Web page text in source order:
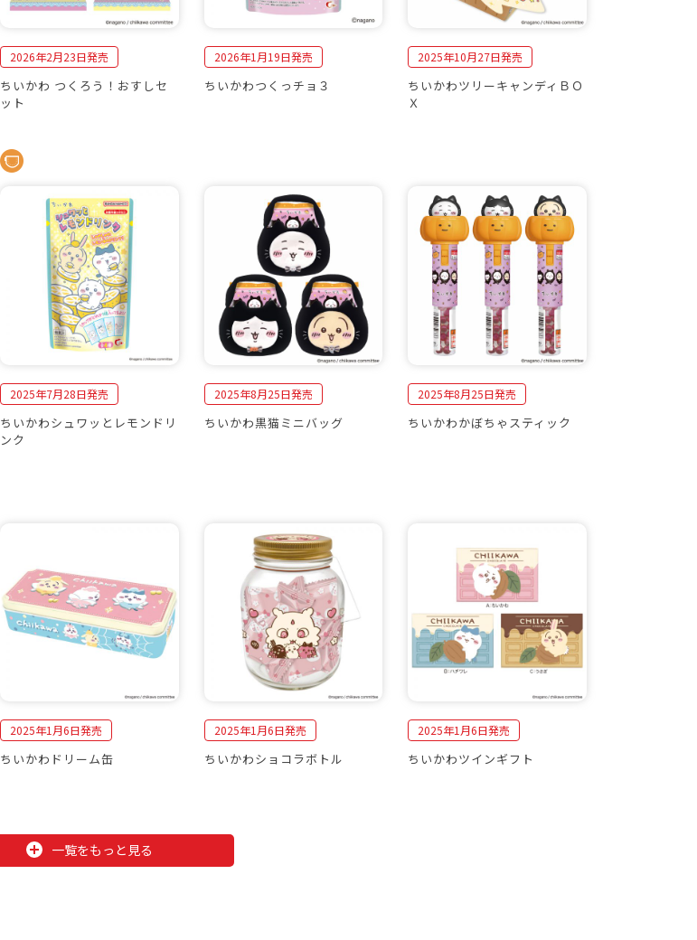
2026年2月23日発売
ちいかわ つくろう！おすしセ
ット
2026年1月19日発売
ちいかわつくっチョ３
2025年10月27日発売
ちいかわツリーキャンディＢＯ
Ｘ
2025年7月28日発売
ちいかわシュワッとレモンドリ
ンク
2025年8月25日発売
ちいかわ黒猫ミニバッグ
2025年8月25日発売
ちいかわかぼちゃスティック
2025年1月6日発売
ちいかわドリーム缶
2025年1月6日発売
ちいかわショコラボトル
2025年1月6日発売
ちいかわツインギフト
一覧をもっと見る